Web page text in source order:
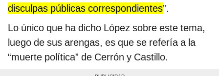
disculpas públicas correspondientes”.
Lo único que ha dicho López sobre este tema,
luego de sus arengas, es que se refería a la
“muerte política” de Cerrón y Castillo.